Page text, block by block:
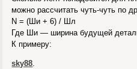
можно рассчитать чуть-чуть по
N = (Ши + 6) / Шл
Где Ши — ширина будущей
К примеру:
sky88.